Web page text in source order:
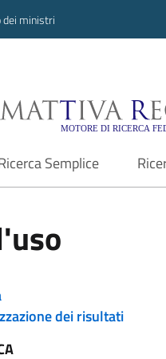
dei ministri
Semplice
dei risultati